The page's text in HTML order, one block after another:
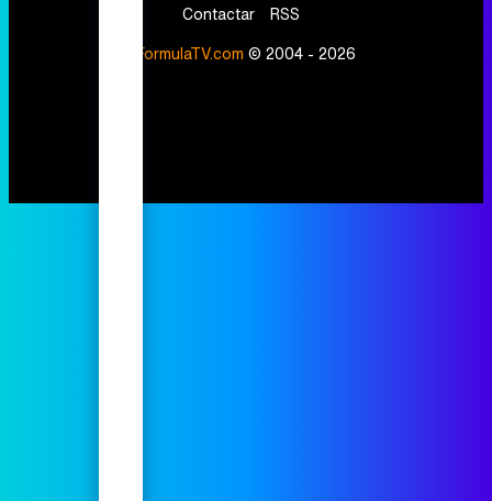
Contactar
RSS
FormulaTV.com © 2004 - 2026